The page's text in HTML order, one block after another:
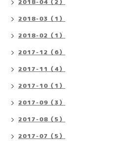
2018-04（2）
2018-03（1）
2018-02（1）
2017-12（6）
2017-11（4）
2017-10（1）
2017-09（3）
2017-08（5）
2017-07（5）